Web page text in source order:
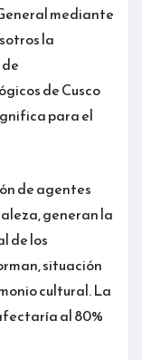
mediante
la
de Cusco
para el
de agentes
generan la
de los
situación
cultural. La
al 80%